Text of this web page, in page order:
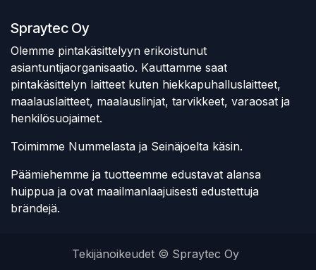
Spraytec Oy
Olemme pintakäsittelyyn erikoistunut
asiantuntijaorganisaatio. Kauttamme saat
pintakäsittelyn laitteet kuten hiekkapuhalluslaitteet,
maalauslaitteet, maalauslinjat, tarvikkeet, varaosat ja
henkilösuojaimet.
Toimimme Nummelasta ja Seinäjoelta käsin.
Päämiehemme ja tuotteemme edustavat alansa
huippua ja ovat maailmanlaajuisesti edustettuja
brändejä.
Tekijänoikeudet © Spraytec Oy